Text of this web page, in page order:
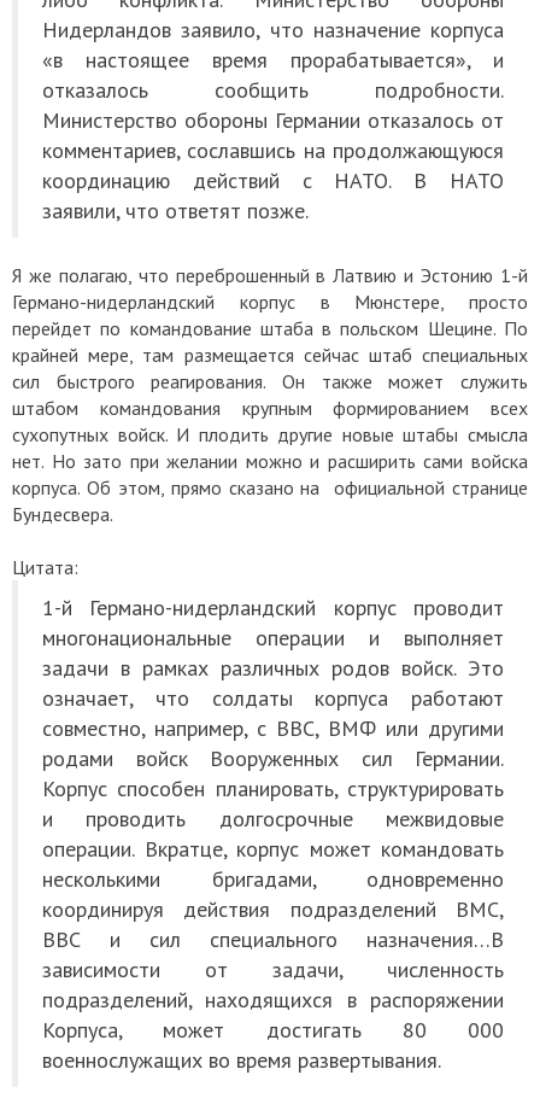
Нидерландов заявило, что назначение корпуса
«в настоящее время прорабатывается», и
отказалось сообщить подробности.
Министерство обороны Германии отказалось от
комментариев, сославшись на продолжающуюся
координацию действий с НАТО. В НАТО
заявили, что ответят позже.
Я же полагаю, что переброшенный в Латвию и Эстонию 1-й
Германо-нидерландский корпус в Мюнстере, просто
перейдет по командование штаба в польском Шецине. По
крайней мере, там размещается сейчас штаб специальных
сил быстрого реагирования. Он также может служить
штабом командования крупным формированием всех
сухопутных войск. И плодить другие новые штабы смысла
нет. Но зато при желании можно и расширить сами войска
корпуса. Об этом, прямо сказано на официальной странице
Бундесвера.
Цитата:
1-й Германо-нидерландский корпус проводит
многонациональные операции и выполняет
задачи в рамках различных родов войск. Это
означает, что солдаты корпуса работают
совместно, например, с ВВС, ВМФ или другими
родами войск Вооруженных сил Германии.
Корпус способен планировать, структурировать
и проводить долгосрочные межвидовые
операции. Вкратце, корпус может командовать
несколькими бригадами, одновременно
координируя действия подразделений ВМС,
ВВС и сил специального назначения…В
зависимости от задачи, численность
подразделений, находящихся в распоряжении
Корпуса, может достигать 80 000
военнослужащих во время развертывания.